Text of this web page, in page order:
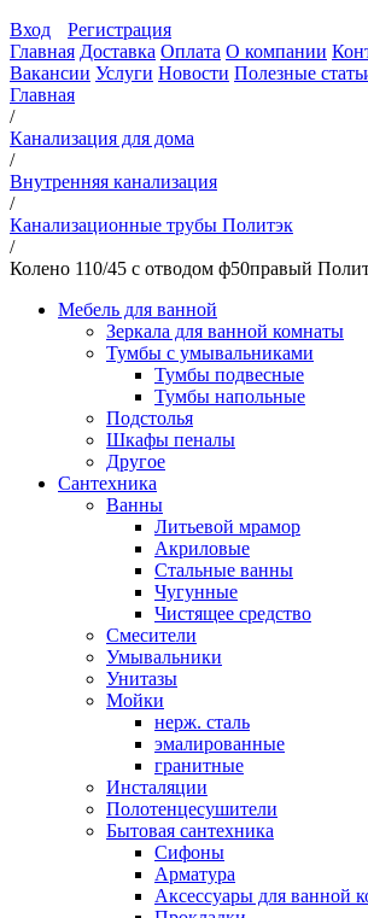
Вход
Регистрация
Главная Доставка Оплата О компании
Вакансии Услуги Новости Полезные
Главная
/
Канализация для дома
/
Внутренняя канализация
/
Канализационные трубы Политэк
/
Колено 110/45 с отводом ф50правый
Мебель для ванной
Зеркала для ванной комнаты
Тумбы с умывальниками
Тумбы подвесные
Тумбы напольные
Подстолья
Шкафы пеналы
Другое
Сантехника
Ванны
Литьевой мрамор
Акриловые
Стальные ванны
Чугунные
Чистящее средство
Смесители
Умывальники
Унитазы
Мойки
нерж. сталь
эмалированные
гранитные
Инсталяции
Полотенцесушители
Бытовая сантехника
Сифоны
Арматура
Аксессуары для ванной